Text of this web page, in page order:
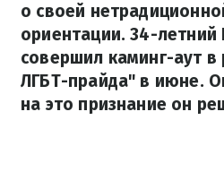
о своей
ориентации. 34-
совершил каминг-аут
ЛГБТ-прайда" в июне.
на это признание он